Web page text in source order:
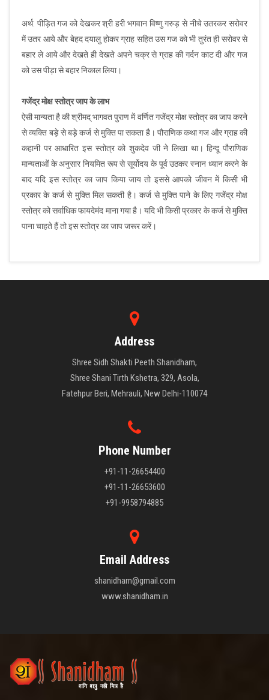
अर्थ: पीड़ित गज को देखकर श्री हरी भगवान विष्णु गरुड़ से नीचे उतरकर सरोवर
में उतर आये और बेहद दयालु होकर ग्राह सहित उस गज को भी तुरंत ही सरोवर से
बहार ले आये और देखते ही देखते अपने चक्र से ग्राह की गर्दन काट दी और गज
को उस पीड़ा से बहार निकाल लिया।
गजेंद्र मोक्ष स्तोत्र जाप के लाभ
ऐसी मान्यता है की श्रीमद् भागवत पुराण में वर्णित गजेंद्र मोक्ष स्तोत्र का जाप करने
से व्यक्ति बड़े से बड़े कर्ज से मुक्ति पा सकता है। पौराणिक कथा गज और ग्राह की
कहानी पर आधारित इस स्तोत्र को शुकदेव जी ने लिखा था। हिन्दू पौराणिक
मान्यताओं के अनुसार नियमित रूप से सूर्योदय के पूर्व उठकर स्नान ध्यान करने के
बाद यदि इस स्तोत्र का जाप किया जाय तो इससे आपको जीवन में किसी भी
प्रकार के कर्ज से मुक्ति मिल सकती है। कर्ज से मुक्ति पाने के लिए गजेंद्र मोक्ष
स्तोत्र को सर्वाधिक फायदेमंद माना गया है। यदि भी किसी प्रकार के कर्ज से मुक्ति
पाना चाहते हैं तो इस स्तोत्र का जाप जरूर करें।
Address
Shree Sidh Shakti Peeth Shanidham,
Shree Shani Tirth Kshetra, 329, Asola,
Fatehpur Beri, Mehrauli, New Delhi-110074
Phone Number
+91-11-26654400
+91-11-26653600
+91-9958794885
Email Address
shanidham@gmail.com
www.shanidham.in